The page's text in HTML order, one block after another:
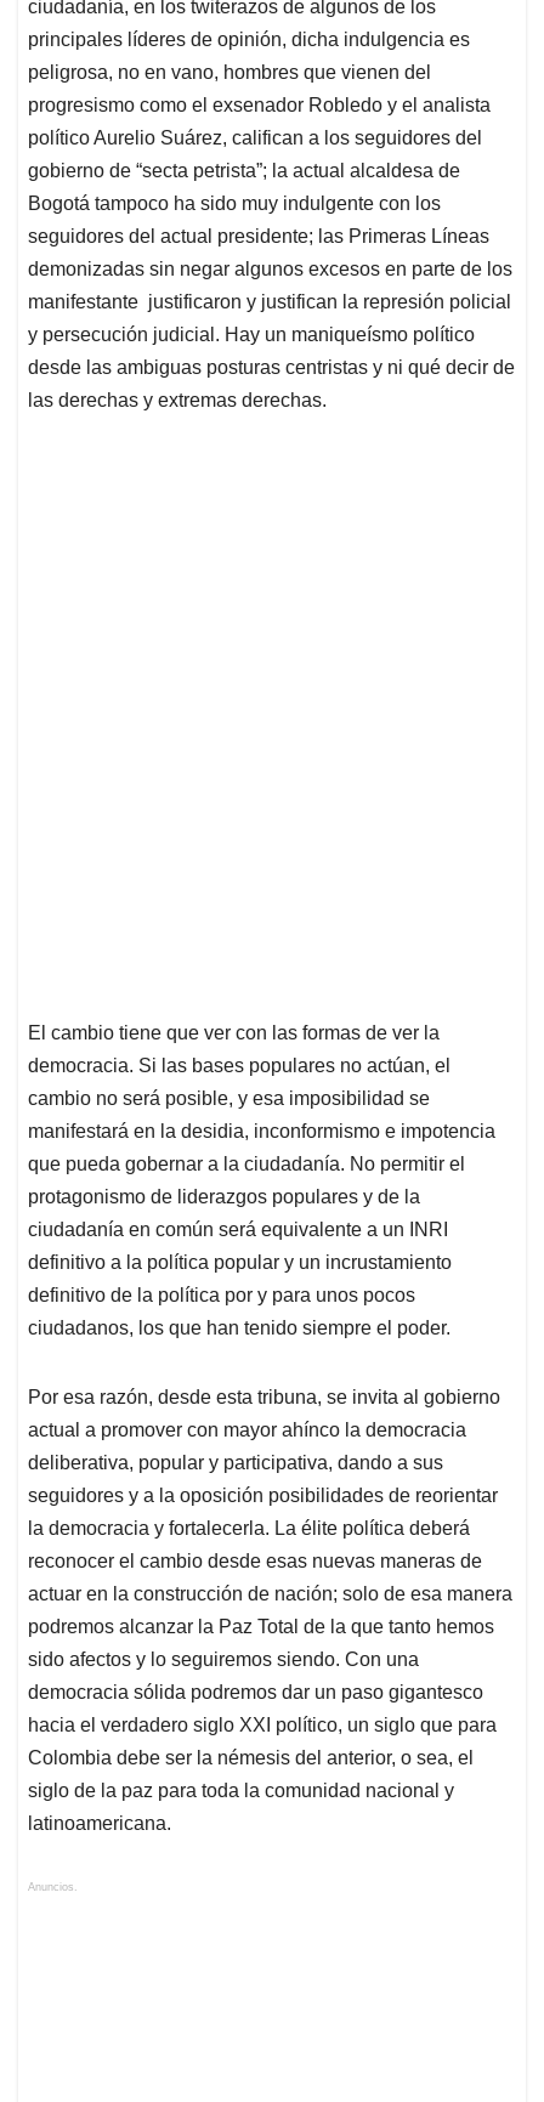
ciudadanía, en los twiterazos de algunos de los
principales líderes de opinión, dicha indulgencia es
peligrosa, no en vano, hombres que vienen del
progresismo como el exsenador Robledo y el analista
político Aurelio Suárez, califican a los seguidores del
gobierno de “secta petrista”; la actual alcaldesa de
Bogotá tampoco ha sido muy indulgente con los
seguidores del actual presidente; las Primeras Líneas
demonizadas sin negar algunos excesos en parte de los
manifestante justificaron y justifican la represión policial
y persecución judicial. Hay un maniqueísmo político
desde las ambiguas posturas centristas y ni qué decir de
las derechas y extremas derechas.
El cambio tiene que ver con las formas de ver la
democracia. Si las bases populares no actúan, el
cambio no será posible, y esa imposibilidad se
manifestará en la desidia, inconformismo e impotencia
que pueda gobernar a la ciudadanía. No permitir el
protagonismo de liderazgos populares y de la
ciudadanía en común será equivalente a un INRI
definitivo a la política popular y un incrustamiento
definitivo de la política por y para unos pocos
ciudadanos, los que han tenido siempre el poder.
Por esa razón, desde esta tribuna, se invita al gobierno
actual a promover con mayor ahínco la democracia
deliberativa, popular y participativa, dando a sus
seguidores y a la oposición posibilidades de reorientar
la democracia y fortalecerla. La élite política deberá
reconocer el cambio desde esas nuevas maneras de
actuar en la construcción de nación; solo de esa manera
podremos alcanzar la Paz Total de la que tanto hemos
sido afectos y lo seguiremos siendo. Con una
democracia sólida podremos dar un paso gigantesco
hacia el verdadero siglo XXI político, un siglo que para
Colombia debe ser la némesis del anterior, o sea, el
siglo de la paz para toda la comunidad nacional y
latinoamericana.
Anuncios.